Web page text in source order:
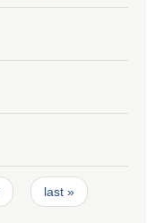
last »